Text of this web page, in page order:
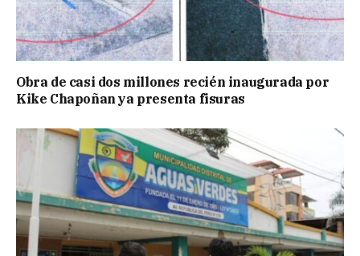
Obra de casi dos millones recién inaugurada por
Kike Chapoñan ya presenta fisuras